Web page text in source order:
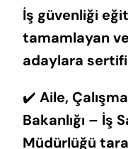
İş güvenliği
tamamlayan ve
adaylara
✔️ Aile,
Bakanlığı – İş
Müdürlüğü